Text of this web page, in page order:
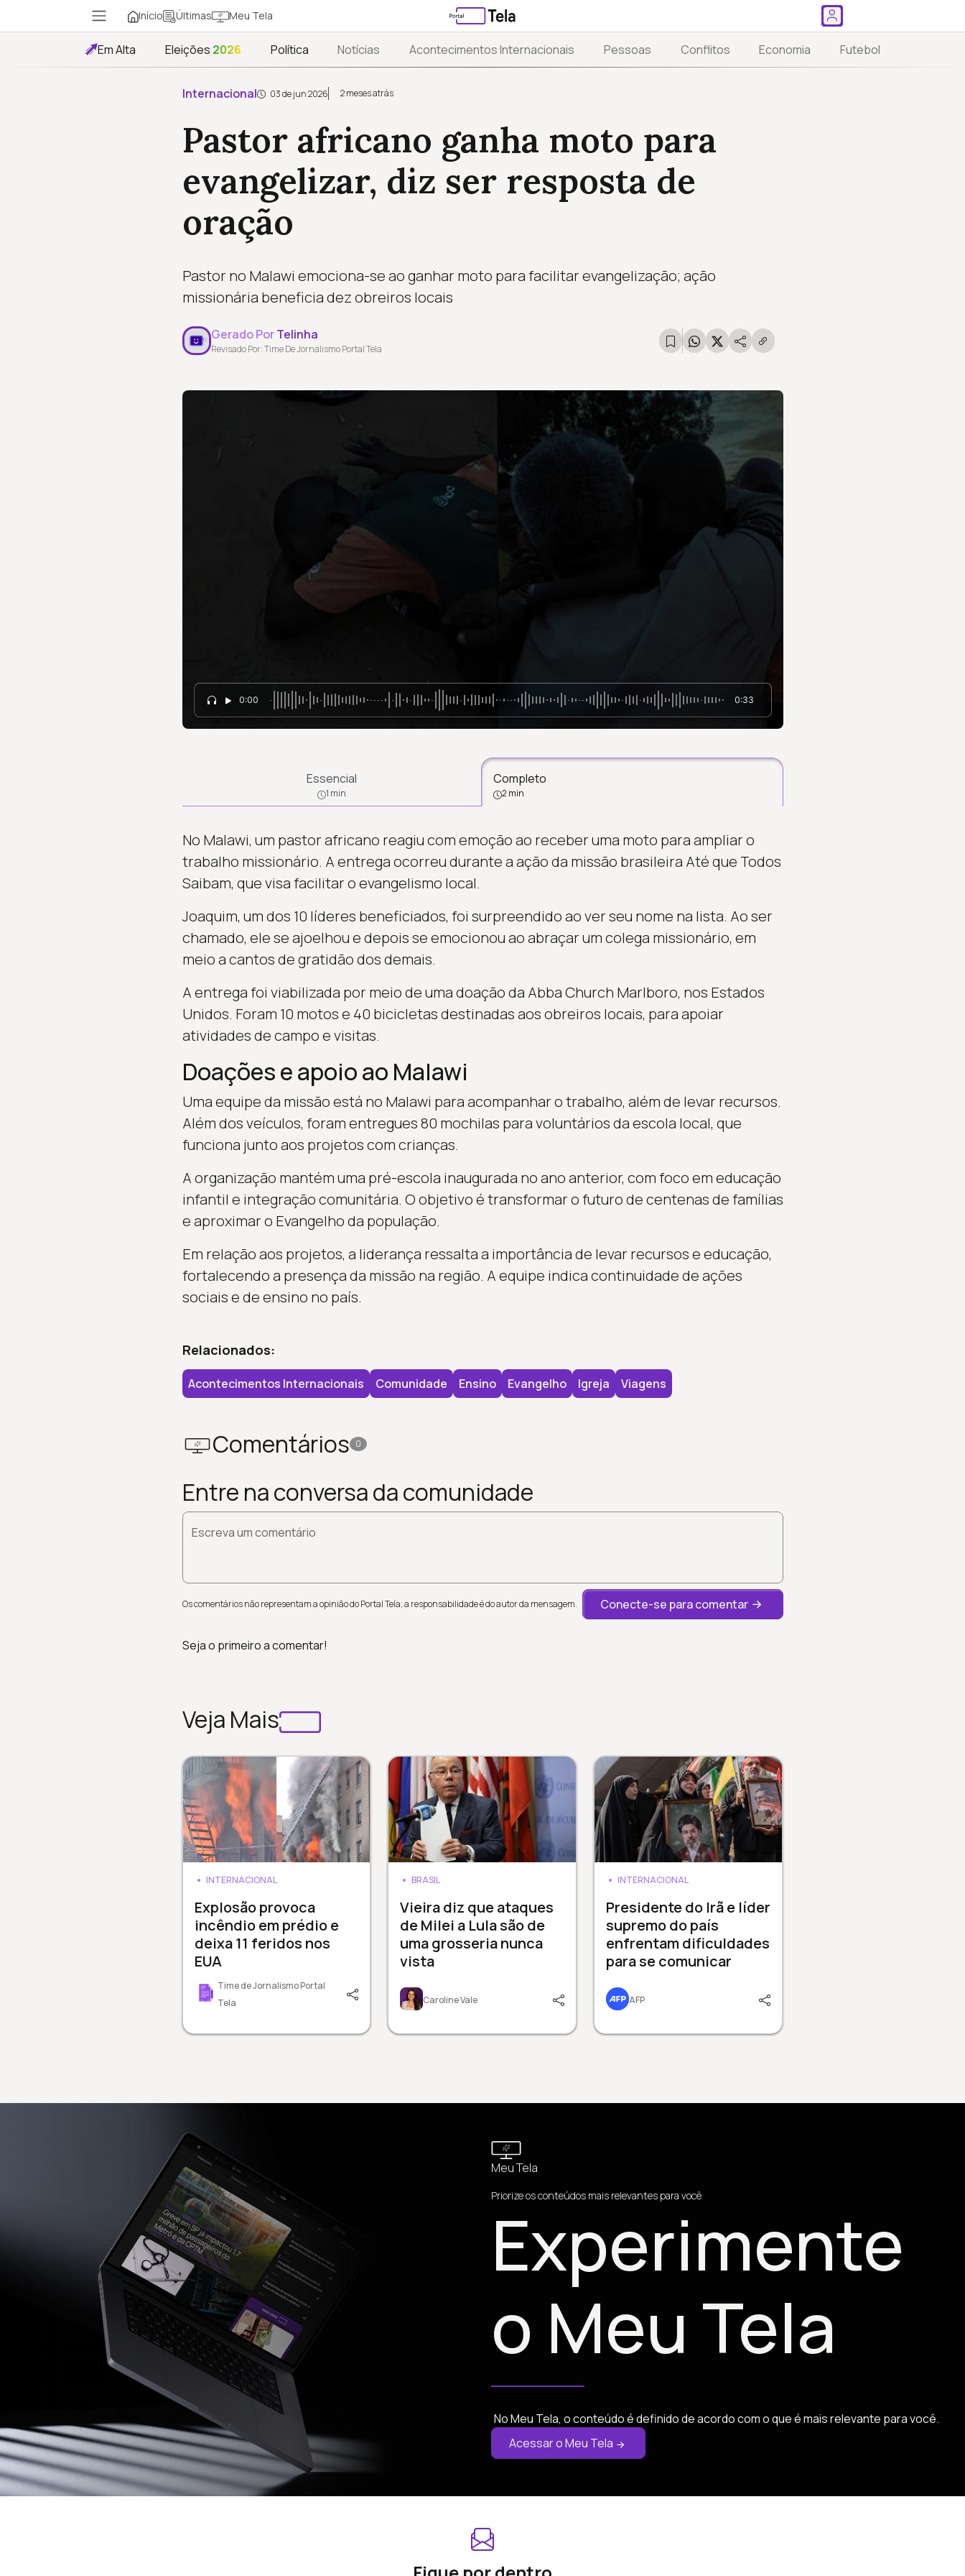
Início Últimas Meu Tela
Em Alta Eleições 2026 Política Notícias Acontecimentos Internacionais Pessoas Conflitos Economia Futebol
Internacional 03 de jun 2026 2 meses atrás
Pastor africano ganha moto para
evangelizar, diz ser resposta de
oração
Pastor no Malawi emociona-se ao ganhar moto para facilitar evangelização; ação
missionária beneficia dez obreiros locais
Gerado PorTelinha
Revisado Por: Time De Jornalismo Portal Tela
0:00 0:33
Essencial
1 min
Completo
2 min
No Malawi, um pastor africano reagiu com emoção ao receber uma moto para ampliar o
trabalho missionário. A entrega ocorreu durante a ação da missão brasileira Até que Todos
Saibam, que visa facilitar o evangelismo local.
Joaquim, um dos 10 líderes beneficiados, foi surpreendido ao ver seu nome na lista. Ao ser
chamado, ele se ajoelhou e depois se emocionou ao abraçar um colega missionário, em
meio a cantos de gratidão dos demais.
A entrega foi viabilizada por meio de uma doação da Abba Church Marlboro, nos Estados
Unidos. Foram 10 motos e 40 bicicletas destinadas aos obreiros locais, para apoiar
atividades de campo e visitas.
Doações e apoio ao Malawi
Uma equipe da missão está no Malawi para acompanhar o trabalho, além de levar recursos.
Além dos veículos, foram entregues 80 mochilas para voluntários da escola local, que
funciona junto aos projetos com crianças.
A organização mantém uma pré-escola inaugurada no ano anterior, com foco em educação
infantil e integração comunitária. O objetivo é transformar o futuro de centenas de famílias
e aproximar o Evangelho da população.
Em relação aos projetos, a liderança ressalta a importância de levar recursos e educação,
fortalecendo a presença da missão na região. A equipe indica continuidade de ações
sociais e de ensino no país.
Relacionados:
Acontecimentos Internacionais Comunidade Ensino Evangelho Igreja Viagens
Comentários 0
Entre na conversa da comunidade
Escreva um comentário
Os comentários não representam a opinião do Portal Tela; a responsabilidade é do autor da mensagem. Conecte-se para comentar
Seja o primeiro a comentar!
Veja Mais
INTERNACIONAL
Explosão provoca
incêndio em prédio e
deixa 11 feridos nos
EUA
Time de Jornalismo Portal
Tela
BRASIL
Vieira diz que ataques
de Milei a Lula são de
uma grosseria nunca
vista
Caroline Vale
INTERNACIONAL
Presidente do Irã e líder
supremo do país
enfrentam dificuldades
para se comunicar
AFP
Meu Tela
Priorize os conteúdos mais relevantes para você
Experimente
o Meu Tela
No Meu Tela, o conteúdo é definido de acordo com o que é mais relevante para você.
Acessar o Meu Tela